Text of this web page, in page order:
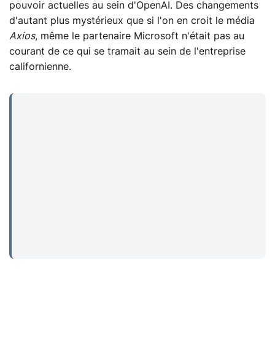
pouvoir actuelles au sein d'OpenAI. Des changements
d'autant plus mystérieux que si l'on en croit le média
Axios, même le partenaire Microsoft n'était pas au
courant de ce qui se tramait au sein de l'entreprise
californienne.